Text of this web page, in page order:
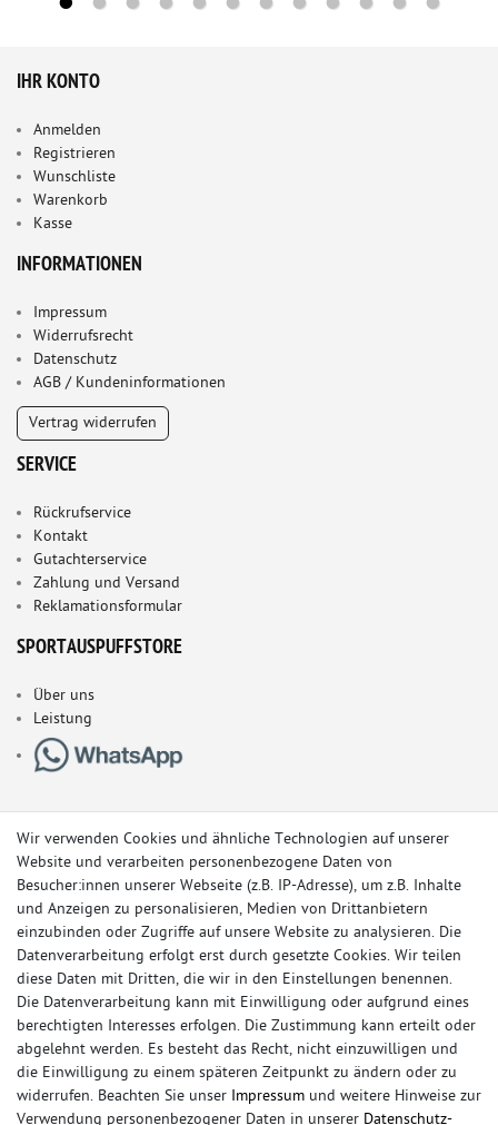
IHR KONTO
Anmelden
Registrieren
Wunschliste
Warenkorb
Kasse
INFORMATIONEN
Impressum
Widerrufsrecht
Datenschutz
AGB / Kundeninformationen
Vertrag widerrufen
SERVICE
Rückrufservice
Kontakt
Gutachterservice
Zahlung und Versand
Reklamationsformular
SPORTAUSPUFFSTORE
Über uns
Leistung
© Copyright 2026 Sportauspuff-Store.de - Alle Rechte vorbehalten.
Preisangaben inkl. gesetzlicher MwSt. und zzgl. Versandkosten
Das Internetportal für Sportendschalldämpfer, Komplettanlagen,
Wir verwenden Cookies und ähnliche Technologien auf unserer
Website und verarbeiten personenbezogene Daten von
Besucher:innen unserer Webseite (z.B. IP-Adresse), um z.B. Inhalte
und Anzeigen zu personalisieren, Medien von Drittanbietern
einzubinden oder Zugriffe auf unsere Website zu analysieren. Die
Datenverarbeitung erfolgt erst durch gesetzte Cookies. Wir teilen
diese Daten mit Dritten, die wir in den Einstellungen benennen.
Die Datenverarbeitung kann mit Einwilligung oder aufgrund eines
berechtigten Interesses erfolgen. Die Zustimmung kann erteilt oder
abgelehnt werden. Es besteht das Recht, nicht einzuwilligen und
die Einwilligung zu einem späteren Zeitpunkt zu ändern oder zu
widerrufen. Beachten Sie unser Impressum und weitere Hinweise zur
Verwendung personenbezogener Daten in unserer Daten­schutz­